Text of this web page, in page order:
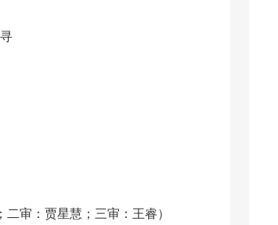
审：贾星慧；三审：王睿）